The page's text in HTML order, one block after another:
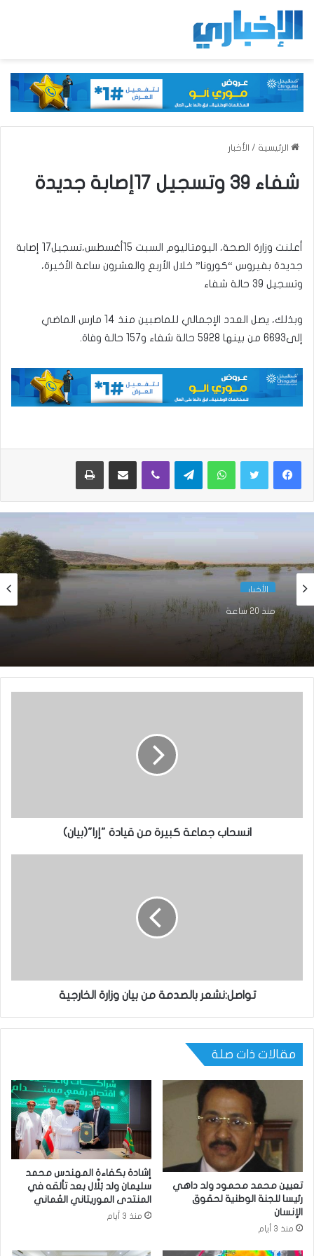
الرئيسية / الأخبار
شفاء 39 وتسجيل 17إصابة جديدة
أعلنت وزارة الصحة، اليومتاليوم السبت 15أغسطس،تسجيل17 إصابة
جديدة بفيروس “كورونا” خلال الأربع والعشرون ساعة الأخيرة،
وتسجيل 39 حالة شفاء
وبذلك، يصل العدد الإجمالي للماصبين منذ 14 مارس الماضي
إلى6693 من بينها 5928 حالة شفاء و157 حالة وفاة.
واتساب تيلقرام ڤايبر مشاركة عبر البريد طباعة
الأخبار
منذ 3 ساعات
الأخبار
منذ 20 ساعة
أمطار على مناطق متعددة بست ولايات(مقاييس)
انسحاب جماعة كبيرة من قيادة "إرا"(بيان)
تواصل:نشعر بالصدمة من بيان وزارة الخارجية
مقالات ذات صلة
تعيين محمد محمود ولد داهي
رئيسا للجنة الوطنية لحقوق
الإنسان
منذ 3 أيام
إشادة بكفاءة المهندس محمد
سليمان ولد بَلَّال بعد تألقه في
المنتدى الموريتاني العُماني
منذ 3 أيام